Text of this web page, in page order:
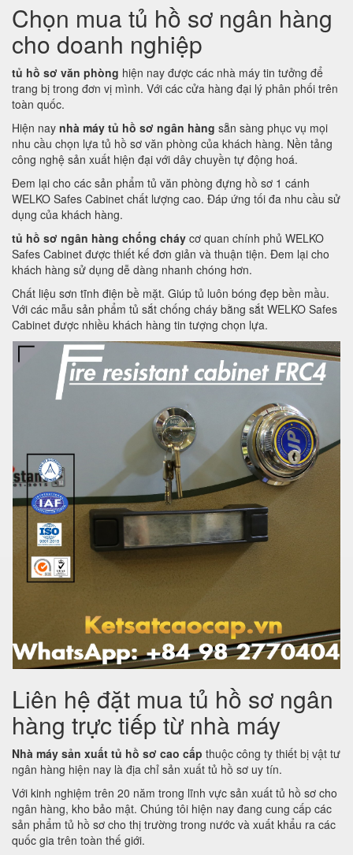
Chọn mua tủ hồ sơ ngân hàng
cho doanh nghiệp
tủ hồ sơ văn phòng hiện nay được các nhà máy tin tưởng để
trang bị trong đơn vị mình. Với các cửa hàng đại lý phân phối trên
toàn quốc.
Hiện nay nhà máy tủ hồ sơ ngân hàng sẵn sàng phục vụ mọi
nhu cầu chọn lựa tủ hồ sơ văn phòng của khách hàng. Nền tảng
công nghệ sản xuất hiện đại với dây chuyền tự động hoá.
Đem lại cho các sản phẩm tủ văn phòng đựng hồ sơ 1 cánh
WELKO Safes Cabinet chất lượng cao. Đáp ứng tối đa nhu cầu sử
dụng của khách hàng.
tủ hồ sơ ngân hàng chống cháy cơ quan chính phủ WELKO
Safes Cabinet được thiết kế đơn giản và thuận tiện. Đem lại cho
khách hàng sử dụng dễ dàng nhanh chóng hơn.
Chất liệu sơn tĩnh điện bề mặt. Giúp tủ luôn bóng đẹp bền mầu.
Với các mẫu sản phẩm tủ sắt chống cháy bằng sắt WELKO Safes
Cabinet được nhiều khách hàng tin tượng chọn lựa.
Liên hệ đặt mua tủ hồ sơ ngân
hàng trực tiếp từ nhà máy
Nhà máy sản xuất tủ hồ sơ cao cấp thuộc công ty thiết bị vật tư
ngân hàng hiện nay là địa chỉ sản xuất tủ hồ sơ uy tín.
Với kinh nghiệm trên 20 năm trong lĩnh vực sản xuất tủ hồ sơ cho
ngân hàng, kho bảo mật. Chúng tôi hiện nay đang cung cấp các
sản phẩm tủ hồ sơ cho thị trường trong nước và xuất khẩu ra các
quốc gia trên toàn thế giới.